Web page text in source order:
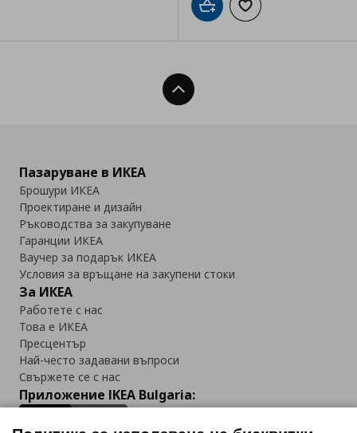
Добави в кошницата
Добави към
Нагоре
Пазаруване в ИКЕА
Брошури ИКЕА
Проектиране и дизайн
Ръководства за закупуване
Гаранции ИКЕА
Ваучер за подарък ИКЕА
Условия за връщане на закупени стоки
За ИКЕА
Работете с нас
Това е ИКЕА
Пресцентър
Най-често задавани въпроси
Свържете се с нас
Приложение IKEA Bulgaria: